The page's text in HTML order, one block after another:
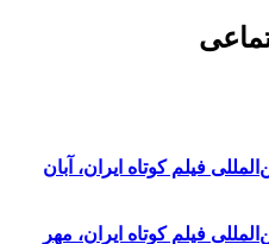
فیلم کوتاه ایران، آبان
فیلم کوتاه ایران، مهر